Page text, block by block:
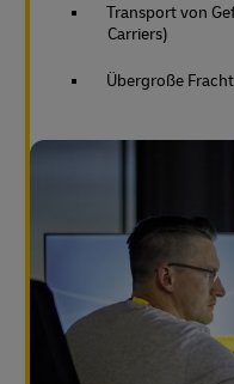
Transport von
Carriers)
Übergroße